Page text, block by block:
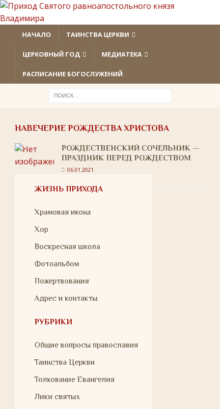
НАЧАЛО ТАИНСТВА ЦЕРКВИ
ЦЕРКОВНЫЙ ГОД МЕДИАТЕКА
РАСПИСАНИЕ БОГОСЛУЖЕНИЙ
НАВЕЧЕРИЕ РОЖДЕСТВА ХРИСТОВА
РОЖДЕСТВЕНСКИЙ СОЧЕЛЬНИК —
ПРАЗДНИК ПЕРЕД РОЖДЕСТВОМ
06.01.2021
ЖИЗНЬ ПРИХОДА
Храмовая икона
Хор
Воскресная школа
Фотоальбом
Пожертвования
Адрес и контакты
РУБРИКИ
Общие вопросы православия
Таинства Церкви
Толкование Евангелия
Лики святых